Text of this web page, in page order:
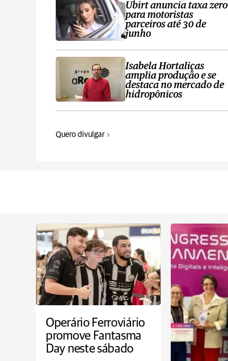
Ubirt anuncia taxa zero
para motoristas
parceiros até 30 de
junho
Isabela Hortaliças
amplia produção e se
destaca no mercado de
hidropônicos
Quero divulgar
Operário Ferroviário
promove Fantasma
Day neste sábado